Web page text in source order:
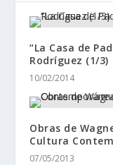
“La Casa de
Rodríguez (1/3)
10/02/2014
Obras de
Cultura
07/05/2013